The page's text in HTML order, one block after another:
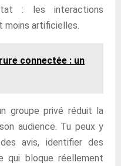
: les interactions
moins artificielles.
connectée : un
groupe privé réduit la
audience. Tu peux y
avis, identifier des
qui bloque réellement